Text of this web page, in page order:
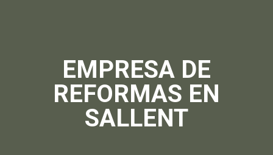
EMPRESA DE
REFORMAS EN
SALLENT